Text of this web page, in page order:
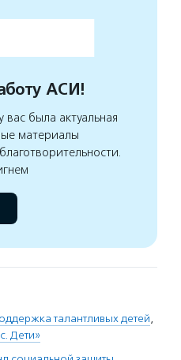
АСИ!
была актуальная
материалы
талантливых детей,
Дети»